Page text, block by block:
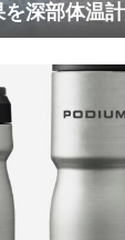
深部体温